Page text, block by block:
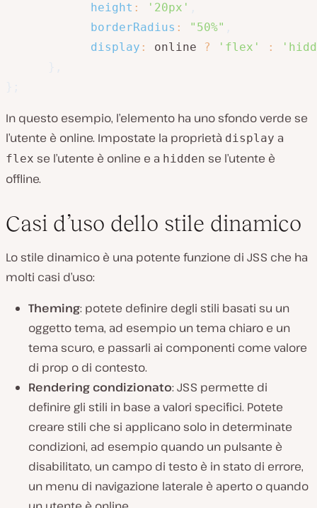
height : '20px'
borderRadius : "50%"
display : online ? 'flex' :
In questo esempio, l’elemento ha uno sfondo verde se
l’utente è online. Impostate la proprietà display a
flex se l’utente è online e a hidden se l’utente è
offline.
Casi d’uso dello stile dinamico
Lo stile dinamico è una potente funzione di JSS che ha
molti casi d’uso:
Theming: potete definire degli stili basati su un
oggetto tema, ad esempio un tema chiaro e un
tema scuro, e passarli ai componenti come valore
di prop o di contesto.
Rendering condizionato: JSS permette di
definire gli stili in base a valori specifici. Potete
creare stili che si applicano solo in determinate
condizioni, ad esempio quando un pulsante è
disabilitato, un campo di testo è in stato di errore,
un menu di navigazione laterale è aperto o quando